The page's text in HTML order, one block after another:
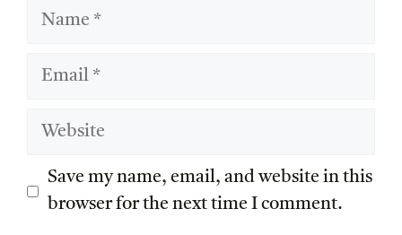
Name
Email
Website
Save my name, email, and website in this
browser for the next time I comment.